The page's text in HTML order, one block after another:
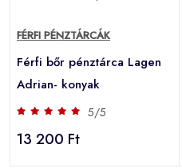
FÉRFI PÉNZTÁRCÁK
Férfi bőr pénztárca Lagen
Adrian- konyak
5/5
13 200 Ft